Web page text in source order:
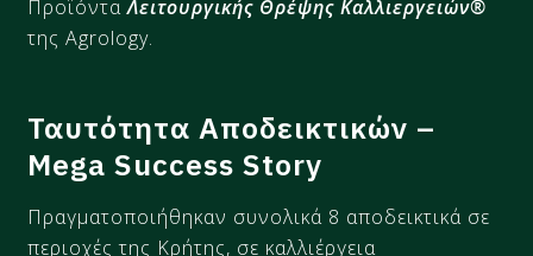
ΠροϊόνταΛειτουργικής Θρέψης Καλλιεργειών®
της Agrology.
ΤαυτότηταΑποδεικτικών –
Mega Success Story
Πραγματοποιήθηκαν συνολικά 8 αποδεικτικά σε
περιοχές της Κρήτης, σε καλλιέργεια